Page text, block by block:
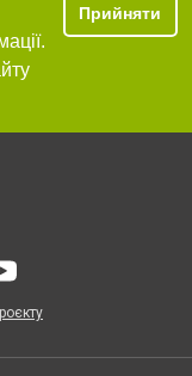
Прийняти